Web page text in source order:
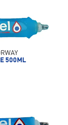
500ML